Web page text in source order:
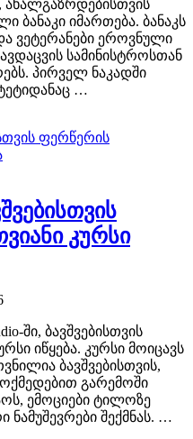
ახალგაზრდებისთვის
ბანაკი იმართება. ბანაკს
ვეტერანები ეროვნული
სამინისტროსთან
პირველ ნაკადში
…
კურსი
ში, ბავშვებისთვის
იწყება. კურსი მოიცავს
ბავშვებისთვის,
გარემოში
ემოციები ტილოზე
ნამუშევრები შექმნას. …